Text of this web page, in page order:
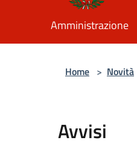
Amministrazione
Home > Novità
Avvisi